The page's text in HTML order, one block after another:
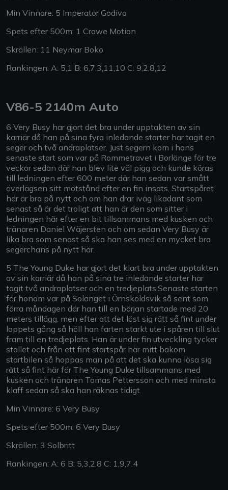
Min Vinnare: 5 Imperator Godiva
Spets efter 500m: 1 Crowe Motion
Skrällen: 11 Neymar Boko
Rankingen: A: 5,1 B: 6,7,3,11,10 C: 9,2,8,12
V86-5 2140m Auto
6 Very Busy har gjort det bra under upptakten av sin
karriär då han på sina fyra inledande starter har tagit en
seger och två andraplatser. Just segern kom i hans
senaste start som var på Rommetravet i Borlänge för tre
veckor sedan där han blev lite väl pigg och kunde köras
till ledningen efter 600 meter där han sedan var smått
överlägsen sitt motstånd efter en fin insats. Startspåret
här är bra på nytt och om han drar iväg likadant som
senast så är det troligt att han är den som sitter i
ledningen här efter en bit tillsammans med kusken och
tränaren Daniel Wäjersten och om sedan Very Busy är
lika bra som senast så ska han ses med en mycket bra
segerchans på nytt här.
5 The Young Duke har gjort det klart bra under upptakten
av sin karriär då han på sina tre inledande starter har
tagit två andraplatser och en tredjeplats.Senaste starten
för honom var på Solänget i Örnsköldsvik så sent som
förra måndagen där han till en början startade med 20
meters tillägg, men efter att det löst sig rätt så fint under
loppets gång så höll han farten starkt ute i spåren till slut
fram till en tredjeplats. Han är under fin utveckling tycker
stallet och från ett fint startspår här mitt bakom
startbilen så hoppas man på att det ska kunna lösa sig
rätt så fint här för The Young Duke tillsammans med
kusken och tränaren Tomas Pettersson och med minsta
klaff sedan så ska han räknas tidigt.
Min Vinnare: 6 Very Busy
Spets efter 500m: 6 Very Busy
Skrällen: 3 Solbritt
Rankingen: A: 6 B: 5,3,2,8 C: 1,9,7,4